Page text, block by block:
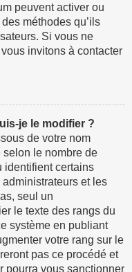
peuvent activer ou
méthodes qu’ils
Si vous ne
invitons à contacter
je le modifier ?
de votre nom
selon le nombre de
identifient certains
et les
seul un
le texte des rangs du
système en publiant
votre rang sur le
pas ce procédé et
pourra vous sanctionner